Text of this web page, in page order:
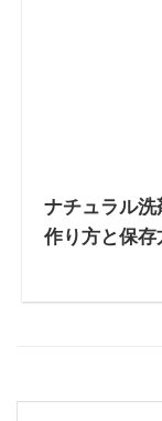
ナチュラル
作り方と保存